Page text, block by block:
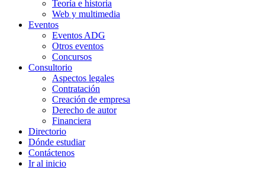
Teoría e historia
Web y multimedia
Eventos
Eventos ADG
Otros eventos
Concursos
Consultorio
Aspectos legales
Contratación
Creación de empresa
Derecho de autor
Financiera
Directorio
Dónde estudiar
Contáctenos
Ir al inicio